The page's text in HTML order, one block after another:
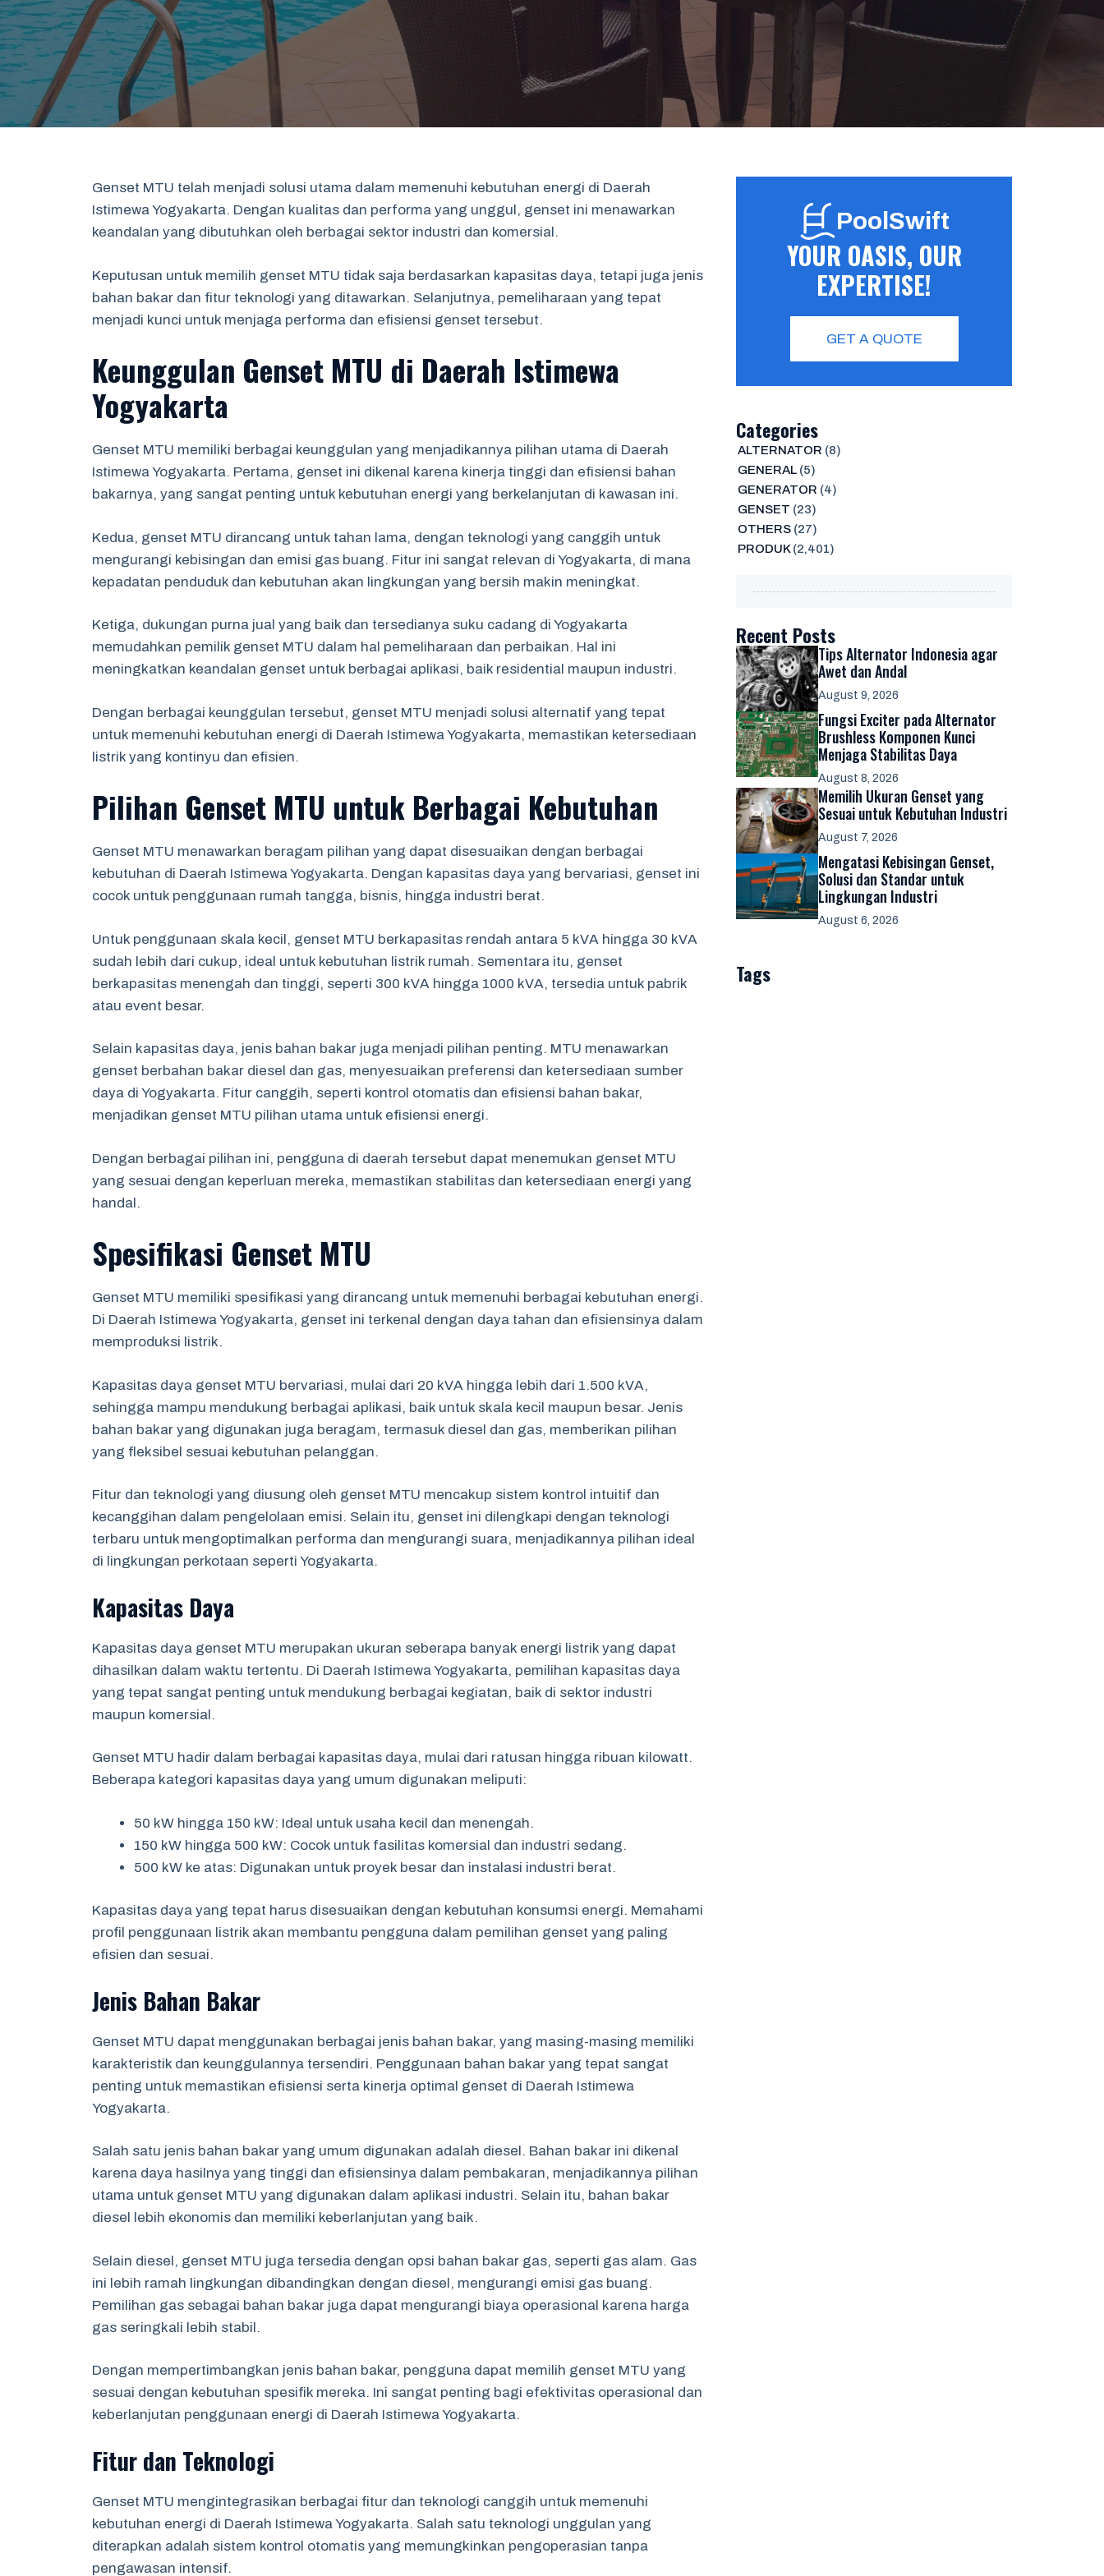
Genset MTU telah menjadi solusi utama dalam memenuhi kebutuhan energi di Daerah
Istimewa Yogyakarta. Dengan kualitas dan performa yang unggul, genset ini menawarkan
keandalan yang dibutuhkan oleh berbagai sektor industri dan komersial.
Keputusan untuk memilih genset MTU tidak saja berdasarkan kapasitas daya, tetapi juga jenis
bahan bakar dan fitur teknologi yang ditawarkan. Selanjutnya, pemeliharaan yang tepat
menjadi kunci untuk menjaga performa dan efisiensi genset tersebut.
Keunggulan Genset MTU di Daerah Istimewa
Yogyakarta
Genset MTU memiliki berbagai keunggulan yang menjadikannya pilihan utama di Daerah
Istimewa Yogyakarta. Pertama, genset ini dikenal karena kinerja tinggi dan efisiensi bahan
bakarnya, yang sangat penting untuk kebutuhan energi yang berkelanjutan di kawasan ini.
Kedua, genset MTU dirancang untuk tahan lama, dengan teknologi yang canggih untuk
mengurangi kebisingan dan emisi gas buang. Fitur ini sangat relevan di Yogyakarta, di mana
kepadatan penduduk dan kebutuhan akan lingkungan yang bersih makin meningkat.
Ketiga, dukungan purna jual yang baik dan tersedianya suku cadang di Yogyakarta
memudahkan pemilik genset MTU dalam hal pemeliharaan dan perbaikan. Hal ini
meningkatkan keandalan genset untuk berbagai aplikasi, baik residential maupun industri.
Dengan berbagai keunggulan tersebut, genset MTU menjadi solusi alternatif yang tepat
untuk memenuhi kebutuhan energi di Daerah Istimewa Yogyakarta, memastikan ketersediaan
listrik yang kontinyu dan efisien.
Pilihan Genset MTU untuk Berbagai Kebutuhan
Genset MTU menawarkan beragam pilihan yang dapat disesuaikan dengan berbagai
kebutuhan di Daerah Istimewa Yogyakarta. Dengan kapasitas daya yang bervariasi, genset ini
cocok untuk penggunaan rumah tangga, bisnis, hingga industri berat.
Untuk penggunaan skala kecil, genset MTU berkapasitas rendah antara 5 kVA hingga 30 kVA
sudah lebih dari cukup, ideal untuk kebutuhan listrik rumah. Sementara itu, genset
berkapasitas menengah dan tinggi, seperti 300 kVA hingga 1000 kVA, tersedia untuk pabrik
atau event besar.
Selain kapasitas daya, jenis bahan bakar juga menjadi pilihan penting. MTU menawarkan
genset berbahan bakar diesel dan gas, menyesuaikan preferensi dan ketersediaan sumber
daya di Yogyakarta. Fitur canggih, seperti kontrol otomatis dan efisiensi bahan bakar,
menjadikan genset MTU pilihan utama untuk efisiensi energi.
Dengan berbagai pilihan ini, pengguna di daerah tersebut dapat menemukan genset MTU
yang sesuai dengan keperluan mereka, memastikan stabilitas dan ketersediaan energi yang
handal.
Spesifikasi Genset MTU
Genset MTU memiliki spesifikasi yang dirancang untuk memenuhi berbagai kebutuhan energi.
Di Daerah Istimewa Yogyakarta, genset ini terkenal dengan daya tahan dan efisiensinya dalam
memproduksi listrik.
Kapasitas daya genset MTU bervariasi, mulai dari 20 kVA hingga lebih dari 1.500 kVA,
sehingga mampu mendukung berbagai aplikasi, baik untuk skala kecil maupun besar. Jenis
bahan bakar yang digunakan juga beragam, termasuk diesel dan gas, memberikan pilihan
yang fleksibel sesuai kebutuhan pelanggan.
Fitur dan teknologi yang diusung oleh genset MTU mencakup sistem kontrol intuitif dan
kecanggihan dalam pengelolaan emisi. Selain itu, genset ini dilengkapi dengan teknologi
terbaru untuk mengoptimalkan performa dan mengurangi suara, menjadikannya pilihan ideal
di lingkungan perkotaan seperti Yogyakarta.
Kapasitas Daya
Kapasitas daya genset MTU merupakan ukuran seberapa banyak energi listrik yang dapat
dihasilkan dalam waktu tertentu. Di Daerah Istimewa Yogyakarta, pemilihan kapasitas daya
yang tepat sangat penting untuk mendukung berbagai kegiatan, baik di sektor industri
maupun komersial.
Genset MTU hadir dalam berbagai kapasitas daya, mulai dari ratusan hingga ribuan kilowatt.
Beberapa kategori kapasitas daya yang umum digunakan meliputi:
50 kW hingga 150 kW: Ideal untuk usaha kecil dan menengah.
150 kW hingga 500 kW: Cocok untuk fasilitas komersial dan industri sedang.
500 kW ke atas: Digunakan untuk proyek besar dan instalasi industri berat.
Kapasitas daya yang tepat harus disesuaikan dengan kebutuhan konsumsi energi. Memahami
profil penggunaan listrik akan membantu pengguna dalam pemilihan genset yang paling
efisien dan sesuai.
Jenis Bahan Bakar
Genset MTU dapat menggunakan berbagai jenis bahan bakar, yang masing-masing memiliki
karakteristik dan keunggulannya tersendiri. Penggunaan bahan bakar yang tepat sangat
penting untuk memastikan efisiensi serta kinerja optimal genset di Daerah Istimewa
Yogyakarta.
Salah satu jenis bahan bakar yang umum digunakan adalah diesel. Bahan bakar ini dikenal
karena daya hasilnya yang tinggi dan efisiensinya dalam pembakaran, menjadikannya pilihan
utama untuk genset MTU yang digunakan dalam aplikasi industri. Selain itu, bahan bakar
diesel lebih ekonomis dan memiliki keberlanjutan yang baik.
Selain diesel, genset MTU juga tersedia dengan opsi bahan bakar gas, seperti gas alam. Gas
ini lebih ramah lingkungan dibandingkan dengan diesel, mengurangi emisi gas buang.
Pemilihan gas sebagai bahan bakar juga dapat mengurangi biaya operasional karena harga
gas seringkali lebih stabil.
Dengan mempertimbangkan jenis bahan bakar, pengguna dapat memilih genset MTU yang
sesuai dengan kebutuhan spesifik mereka. Ini sangat penting bagi efektivitas operasional dan
keberlanjutan penggunaan energi di Daerah Istimewa Yogyakarta.
Fitur dan Teknologi
Genset MTU mengintegrasikan berbagai fitur dan teknologi canggih untuk memenuhi
kebutuhan energi di Daerah Istimewa Yogyakarta. Salah satu teknologi unggulan yang
diterapkan adalah sistem kontrol otomatis yang memungkinkan pengoperasian tanpa
pengawasan intensif.
PoolSwift
YOUR OASIS, OUR
EXPERTISE!
GET A QUOTE
Categories
ALTERNATOR (8)
GENERAL(5)
GENERATOR (4)
GENSET (23)
OTHERS(27)
PRODUK(2,401)
Recent Posts
Tips Alternator Indonesia agar
Awet dan Andal
August 9, 2026
Fungsi Exciter pada Alternator
Brushless Komponen Kunci
Menjaga Stabilitas Daya
August 8, 2026
Memilih Ukuran Genset yang
Sesuai untuk Kebutuhan Industri
August 7, 2026
Mengatasi Kebisingan Genset,
Solusi dan Standar untuk
Lingkungan Industri
August 6, 2026
Tags